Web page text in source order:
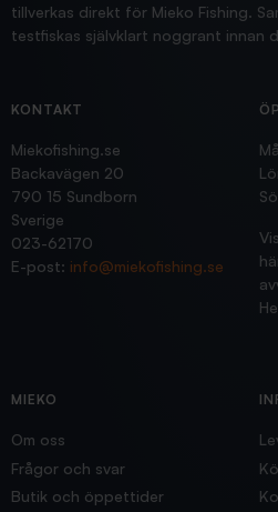
tillverkas direkt för Mieko Fishing.
testfiskas självklart noggrant innan
KONTAKT
Miekofishing.se
Backavägen 20
790 15 Sundborn
Sverige
023-62170
E-post: info@miekofishing.se
MIEKO
Om oss
Frågor och svar
Butik och öppettider